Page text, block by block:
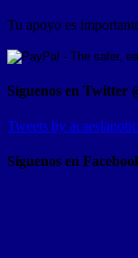
Tu apoyo es
Síguenos en Twitter
Tweets by
Siguenos en